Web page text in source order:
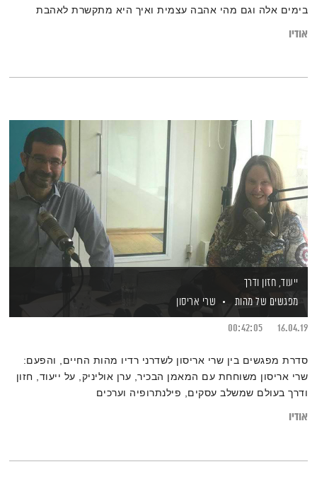
בימים אלה וגם מהי אהבה עצמית ואיך היא מתקשרת לאהבת
אודיו
ייעוד, חזון ודרך
מפגשים של מהות
שרי אריסון
16.04.19
00:42:05
סדרת מפגשים בין שרי אריסון לשדרני רדיו מהות החיים, והפעם:
שרי אריסון משוחחת עם המאמן הבכיר, ערן אוליניק, על ייעוד, חזון
ודרך בעולם שמשלב עסקים, פילנתרופיה וערכים
אודיו